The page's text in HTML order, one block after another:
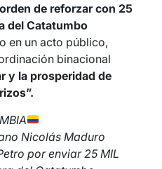
de reforzar con 25
del Catatumbo
en un acto público,
binacional
y la prosperidad de
Nicolás Maduro
por enviar 25 MIL